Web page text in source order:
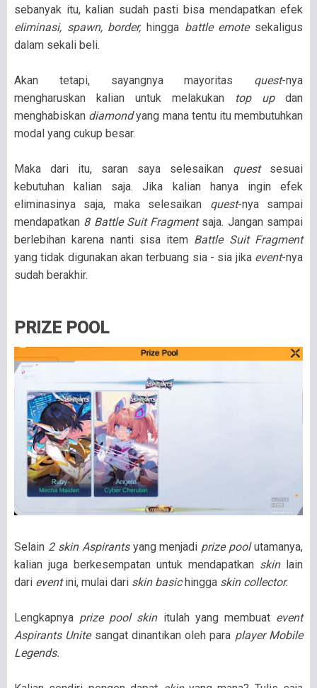
sebanyak itu, kalian sudah pasti bisa mendapatkan efek
eliminasi, spawn, border, hingga battle emote sekaligus
dalam sekali beli.
Akan tetapi, sayangnya mayoritas quest-nya
mengharuskan kalian untuk melakukan
top updan
menghabiskan diamondyang mana tentu itu membutuhkan
modal yang cukup besar.
Maka dari itu, saran saya selesaikan quest sesuai
kebutuhan kalian saja. Jika kalian hanya ingin efek
eliminasinya saja, maka selesaikan quest-nya sampai
mendapatkan 8 Battle Suit Fragmentsaja. Jangan sampai
berlebihan karena nanti sisa item Battle Suit Fragment
yang tidak digunakan akan terbuang sia - sia jika event-nya
sudah berakhir.
PRIZE POOL
Selain 2 skin Aspirantsyang menjadi prize poolutamanya,
kalian juga berkesempatan untuk mendapatkan skin lain
dari eventini, mulai dari skin basichingga skin collector.
Lengkapnya prize pool skin itulah yang membuatevent
Aspirants Unitesangat dinantikan oleh para player Mobile
Legends.